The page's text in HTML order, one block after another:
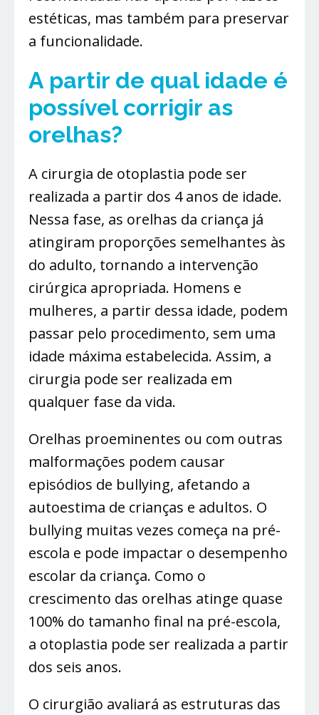
estéticas, mas também para preservar
a funcionalidade.
A partir de qual idade é
possível corrigir as
orelhas?
A cirurgia de otoplastia pode ser
realizada a partir dos 4 anos de idade.
Nessa fase, as orelhas da criança já
atingiram proporções semelhantes às
do adulto, tornando a intervenção
cirúrgica apropriada. Homens e
mulheres, a partir dessa idade, podem
passar pelo procedimento, sem uma
idade máxima estabelecida. Assim, a
cirurgia pode ser realizada em
qualquer fase da vida.
Orelhas proeminentes ou com outras
malformações podem causar
episódios de bullying, afetando a
autoestima de crianças e adultos. O
bullying muitas vezes começa na pré-
escola e pode impactar o desempenho
escolar da criança. Como o
crescimento das orelhas atinge quase
100% do tamanho final na pré-escola,
a otoplastia pode ser realizada a partir
dos seis anos.
O cirurgião avaliará as estruturas das